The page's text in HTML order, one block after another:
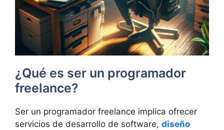
¿Qué es ser un programador
freelance?
Ser un programador freelance implica ofrecer
servicios de desarrollo de software, diseño